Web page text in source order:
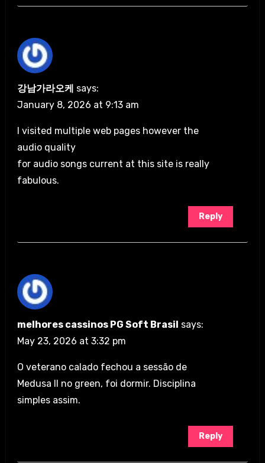
강남가라오케 says:
January 8, 2026 at 9:13 am
I visited multiple web pages however the
audio quality
for audio songs current at this site is really
fabulous.
Reply
melhores cassinos PG Soft Brasil says:
May 23, 2026 at 3:32 pm
O veterano calado fechou a sessão de
Medusa II no green, foi dormir. Disciplina
simples assim.
Reply